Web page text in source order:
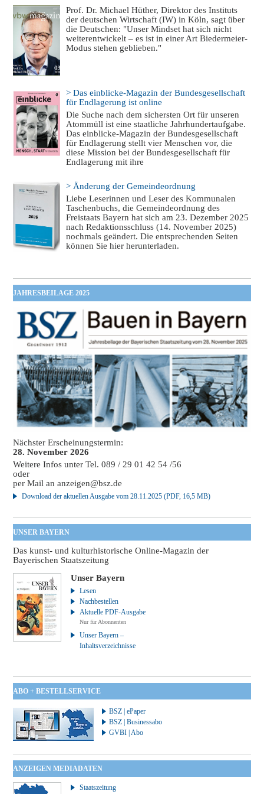
Prof. Dr. Michael Hüther, Direktor des Instituts
der deutschen Wirtschaft (IW) in Köln, sagt über
die Deutschen: "Unser Mindset hat sich nicht
weiterentwickelt – es ist in einer Art Biedermeier-
Modus stehen geblieben."
> Das einblicke-Magazin der Bundesgesellschaft
für Endlagerung ist online
Die Suche nach dem sichersten Ort für unseren
Atommüll ist eine staatliche Jahrhundertaufgabe.
Das einblicke-Magazin der Bundesgesellschaft
für Endlagerung stellt vier Menschen vor, die
diese Mission bei der Bundesgesellschaft für
Endlagerung mit ihre
> Änderung der Gemeindeordnung
Liebe Leserinnen und Leser des Kommunalen
Taschenbuchs, die Gemeindeordnung des
Freistaats Bayern hat sich am 23. Dezember 2025
nach Redaktionsschluss (14. November 2025)
nochmals geändert. Die entsprechenden Seiten
können Sie hier herunterladen.
JAHRESBEILAGE 2025
Nächster Erscheinungstermin:
28. November 2026
Weitere Infos unter Tel. 089 / 29 01 42 54 /56
oder
per Mail ananzeigen@bsz.de
Download der aktuellen Ausgabe vom 28.11.2025 (PDF, 16,5 MB)
UNSER BAYERN
Das kunst- und kulturhistorische Online-Magazin der
Bayerischen Staatszeitung
Unser Bayern
Lesen
Nachbestellen
Aktuelle PDF-Ausgabe
Nur für Abonnenten
Unser Bayern –
Inhaltsverzeichnisse
ABO + BESTELLSERVICE
BSZ | ePaper
BSZ | Businessabo
GVBI | Abo
ANZEIGEN MEDIADATEN
Staatszeitung